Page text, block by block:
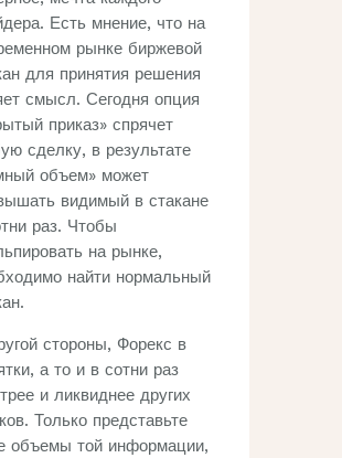
Есть мнение, что на
рынке биржевой
для принятия решения
смысл. Сегодня опция
приказ» спрячет
сделку, в результате
объем» может
видимый в стакане
раз. Чтобы
на рынке,
найти нормальный
стороны, Форекс в
а то и в сотни раз
и ликвиднее других
Только представьте
объемы той информации,